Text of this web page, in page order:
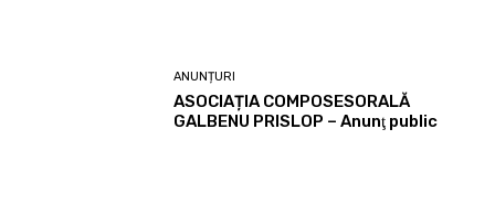
ANUNȚURI
ASOCIAȚIA COMPOSESORALĂ
GALBENU PRISLOP – Anunţ public